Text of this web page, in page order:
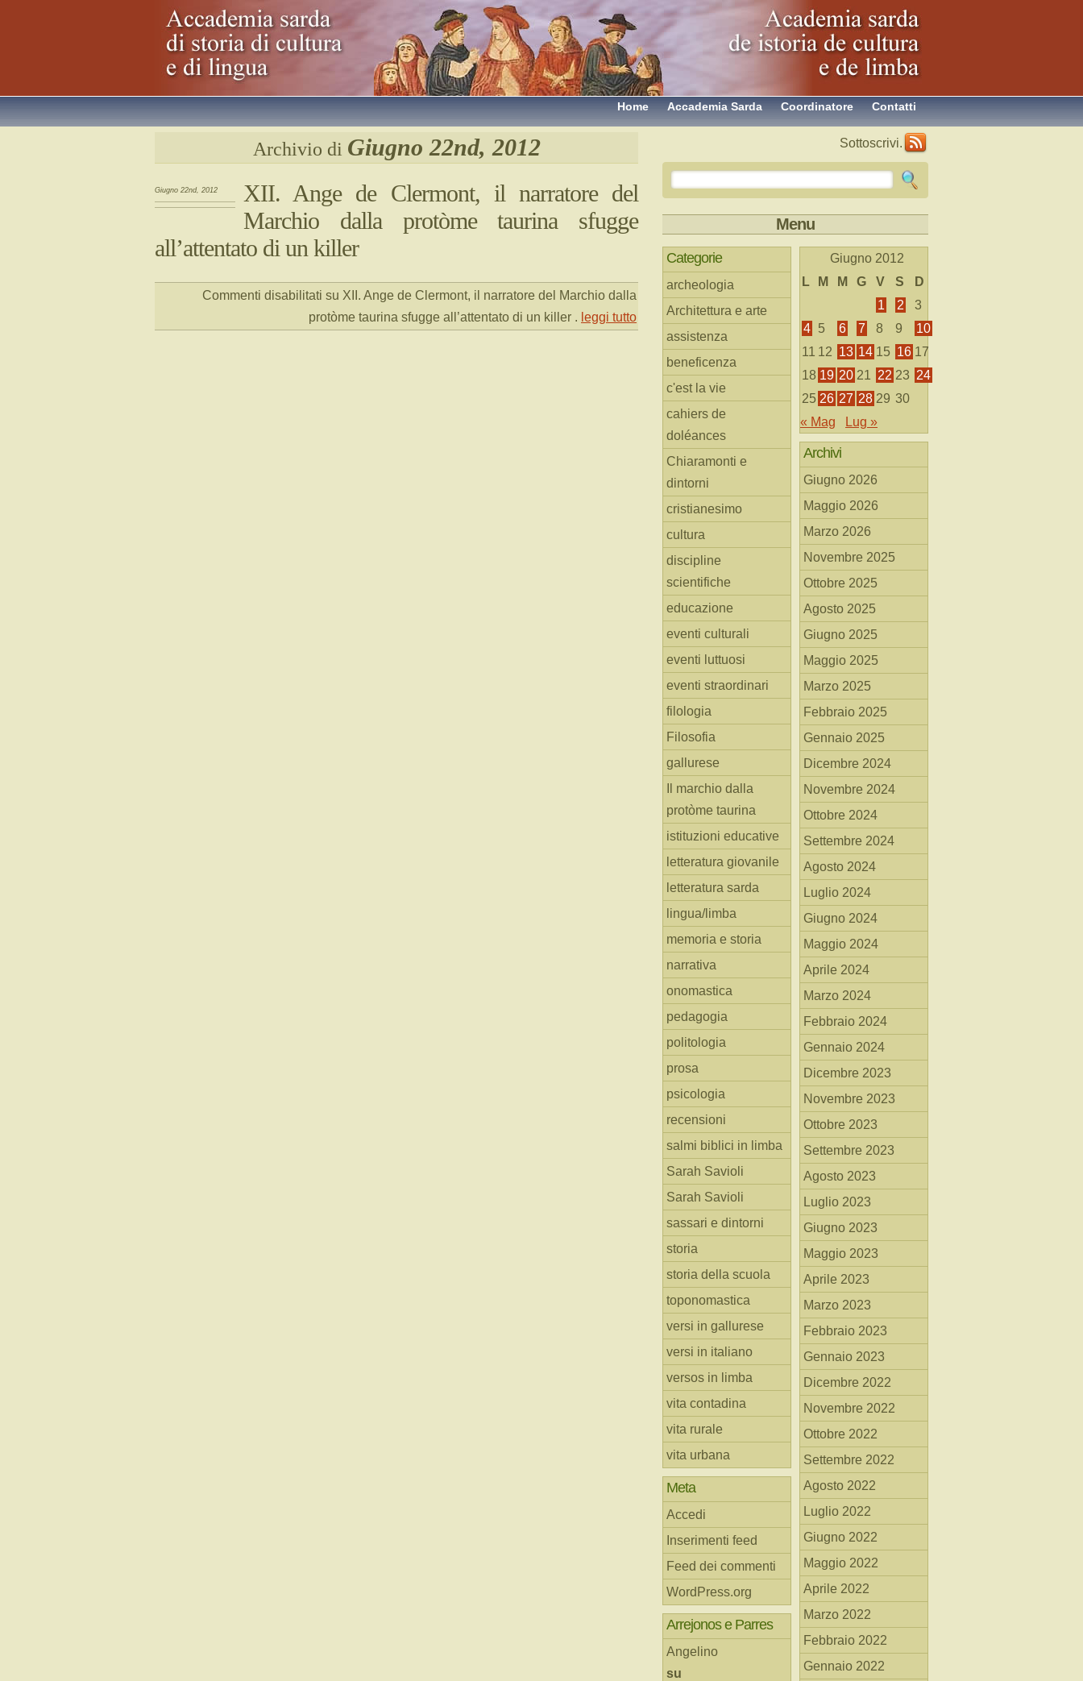
Contatti
Coordinatore
Accademia Sarda
Home
Archivio di Giugno 22nd, 2012
Giugno 22nd, 2012
XII. Ange de Clermont, il narratore del
Marchio dalla protòme taurina sfugge
all’attentato di un killer
Commenti disabilitati su XII. Ange de Clermont, il narratore del Marchio dalla
protòme taurina sfugge all’attentato di un killer . leggi tutto
Sottoscrivi.
Menu
Categorie
archeologia
Architettura e arte
assistenza
beneficenza
c'est la vie
cahiers de
doléances
Chiaramonti e
dintorni
cristianesimo
cultura
discipline
scientifiche
educazione
eventi culturali
eventi luttuosi
eventi straordinari
filologia
Filosofia
gallurese
Il marchio dalla
protòme taurina
istituzioni educative
letteratura giovanile
letteratura sarda
lingua/limba
memoria e storia
narrativa
onomastica
pedagogia
politologia
prosa
psicologia
recensioni
salmi biblici in limba
Sarah Savioli
Sarah Savioli
sassari e dintorni
storia
storia della scuola
toponomastica
versi in gallurese
versi in italiano
versos in limba
vita contadina
vita rurale
vita urbana
Meta
Accedi
Inserimenti feed
Feed dei commenti
WordPress.org
Arrejonos e Parres
Angelino
su
Giugno 2012
L
M M G V S
D
1
2
3
4 5 6 7 8 9
10
11 12 13 14 15 16 17
18 19 20 21 22 23 24
25 26 27 28 29 30
« Mag
Lug »
Archivi
Giugno 2026
Maggio 2026
Marzo 2026
Novembre 2025
Ottobre 2025
Agosto 2025
Giugno 2025
Maggio 2025
Marzo 2025
Febbraio 2025
Gennaio 2025
Dicembre 2024
Novembre 2024
Ottobre 2024
Settembre 2024
Agosto 2024
Luglio 2024
Giugno 2024
Maggio 2024
Aprile 2024
Marzo 2024
Febbraio 2024
Gennaio 2024
Dicembre 2023
Novembre 2023
Ottobre 2023
Settembre 2023
Agosto 2023
Luglio 2023
Giugno 2023
Maggio 2023
Aprile 2023
Marzo 2023
Febbraio 2023
Gennaio 2023
Dicembre 2022
Novembre 2022
Ottobre 2022
Settembre 2022
Agosto 2022
Luglio 2022
Giugno 2022
Maggio 2022
Aprile 2022
Marzo 2022
Febbraio 2022
Gennaio 2022